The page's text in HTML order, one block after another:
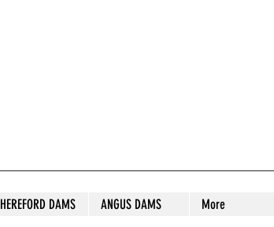
HEREFORD DAMS ANGUS DAMS More